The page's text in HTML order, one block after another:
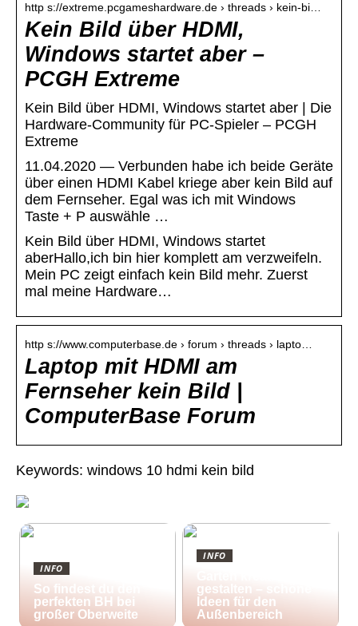
http s://extreme.pcgameshardware.de › threads › kein-bi…
Kein Bild über HDMI,
Windows startet aber –
PCGH Extreme
Kein Bild über HDMI, Windows startet aber | Die
Hardware-Community für PC-Spieler – PCGH
Extreme
11.04.2020 — Verbunden habe ich beide Geräte
über einen HDMI Kabel kriege aber kein Bild auf
dem Fernseher. Egal was ich mit Windows
Taste + P auswähle …
Kein Bild über HDMI, Windows startet
aberHallo,ich bin hier komplett am verzweifeln.
Mein PC zeigt einfach kein Bild mehr. Zuerst
mal meine Hardware…
http s://www.computerbase.de › forum › threads › lapto…
Laptop mit HDMI am
Fernseher kein Bild |
ComputerBase Forum
Keywords: windows 10 hdmi kein bild
INFO
So findest du den
perfekten BH bei
großer Oberweite
INFO
gestalten – schöne
Ideen für den
Außenbereich
25/10/2022